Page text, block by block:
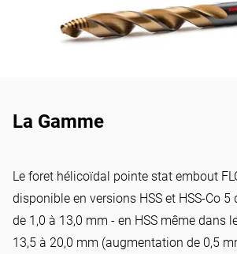
La Gamme
Le foret hélicoïdal pointe stat embout
disponible en versions HSS et HSS-Co
de 1,0 à 13,0 mm - en HSS même dans
13,5 à 20,0 mm (augmentation de 0,5